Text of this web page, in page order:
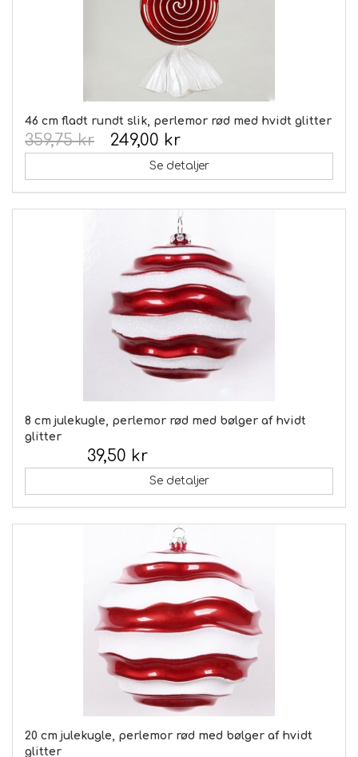
46 cm fladt rundt slik, perlemor rød med hvidt glitter
249,00 kr
359,75 kr
Se detaljer
8 cm julekugle, perlemor rød med bølger af hvidt
glitter
39,50 kr
Se detaljer
20 cm julekugle, perlemor rød med bølger af hvidt
glitter